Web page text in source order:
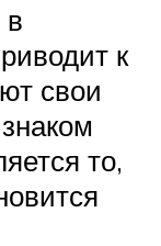
в
к
свои
то,